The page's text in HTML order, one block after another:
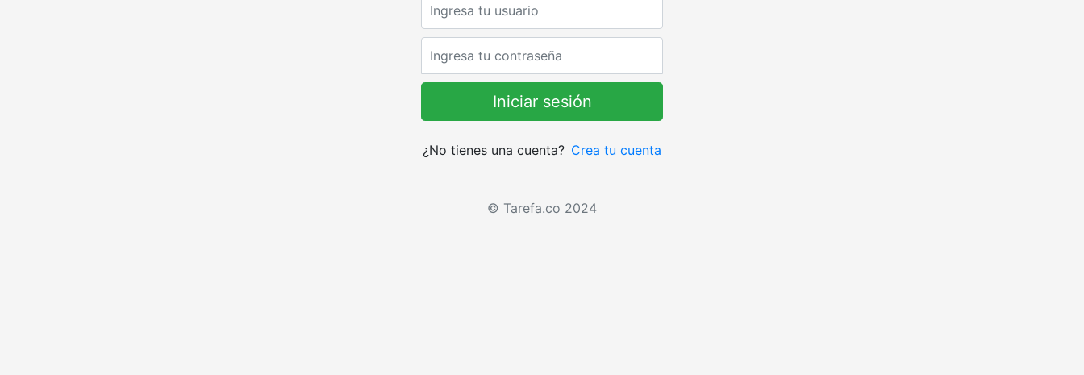
Password
¿No tienes una cuenta? Crea tu cuenta
© Tarefa.co 2024